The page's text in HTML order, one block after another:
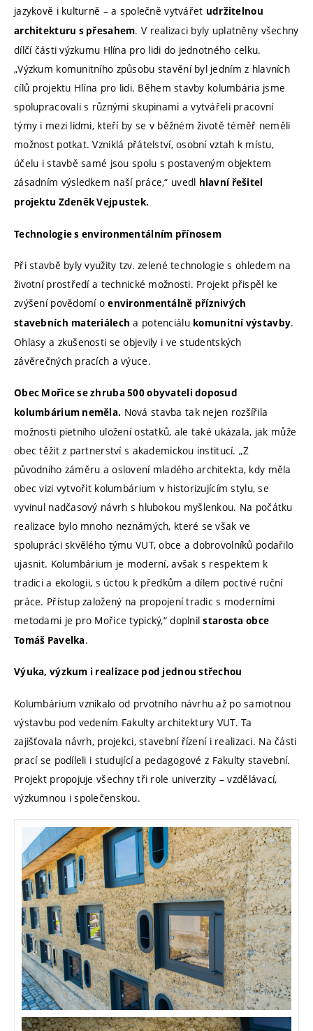
jazykově i kulturně – a společně vytvářet udržitelnou
architekturu s přesahem. V realizaci byly uplatněny všechny
dílčí části výzkumu Hlína pro lidi do jednotného celku.
„Výzkum komunitního způsobu stavění byl jedním z hlavních
cílů projektu Hlína pro lidi. Během stavby kolumbária jsme
spolupracovali s různými skupinami a vytvářeli pracovní
týmy i mezi lidmi, kteří by se v běžném životě téměř neměli
možnost potkat. Vzniklá přátelství, osobní vztah k místu,
účelu i stavbě samé jsou spolu s postaveným objektem
zásadním výsledkem naší práce,“ uvedl hlavní řešitel
projektu Zdeněk Vejpustek.
Technologie s environmentálním přínosem
Při stavbě byly využity tzv. zelené technologie s ohledem na
životní prostředí a technické možnosti. Projekt přispěl ke
zvýšení povědomí oenvironmentálně příznivých
stavebních materiálech a potenciálu komunitní výstavby.
Ohlasy a zkušenosti se objevily i ve studentských
závěrečných pracích a výuce.
Obec Mořice se zhruba 500 obyvateli doposud
kolumbárium neměla. Nová stavba tak nejen rozšířila
možnosti pietního uložení ostatků, ale také ukázala, jak může
obec těžit z partnerství s akademickou institucí. „Z
původního záměru a oslovení mladého architekta, kdy měla
obec vizi vytvořit kolumbárium v historizujícím stylu, se
vyvinul nadčasový návrh s hlubokou myšlenkou. Na počátku
realizace bylo mnoho neznámých, které se však ve
spolupráci skvělého týmu VUT, obce a dobrovolníků podařilo
ujasnit. Kolumbárium je moderní, avšak s respektem k
tradici a ekologii, s úctou k předkům a dílem poctivé ruční
práce. Přístup založený na propojení tradic s moderními
metodami je pro Mořice typický,“ doplnilstarosta obce
Tomáš Pavelka.
Výuka, výzkum i realizace pod jednou střechou
Kolumbárium vznikalo od prvotního návrhu až po samotnou
výstavbu pod vedením Fakulty architektury VUT. Ta
zajišťovala návrh, projekci, stavební řízení i realizaci. Na části
prací se podíleli i studující a pedagogové z Fakulty stavební.
Projekt propojuje všechny tři role univerzity – vzdělávací,
výzkumnou i společenskou.